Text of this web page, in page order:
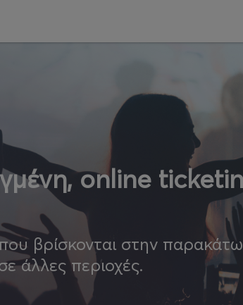
online
βρίσκονται στην παρακάτω
άλλες περιοχές.